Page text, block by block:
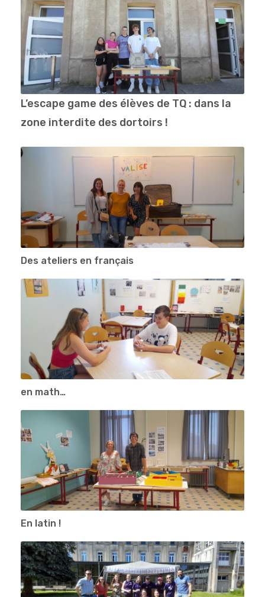
L’escape game des élèves de TQ : dans la
zone interdite des dortoirs !
Des ateliers en français
en math…
En latin !